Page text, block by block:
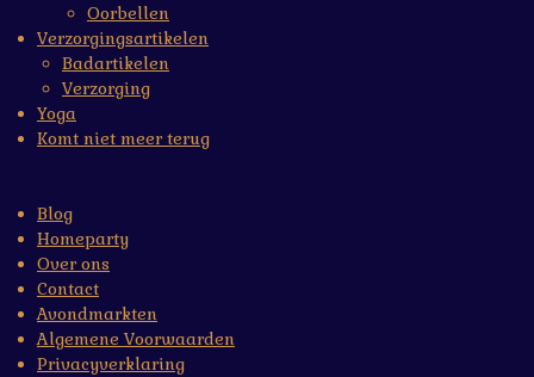
Oorbellen
Verzorgingsartikelen
Badartikelen
Verzorging
Yoga
Komt niet meer terug
Blog
Homeparty
Over ons
Contact
Avondmarkten
Algemene Voorwaarden
Privacyverklaring